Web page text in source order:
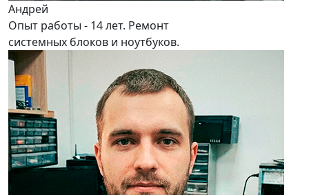
Андрей
Опыт работы - 14 лет. Ремонт
системных блоков и ноутбуков.